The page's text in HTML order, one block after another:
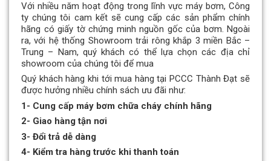
Với nhiều năm hoạt động trong lĩnh vực máy bơm, Công
ty chúng tôi cam kết sẽ cung cấp các sản phẩm chính
hãng có giấy tờ chứng minh nguồn gốc của bơm. Ngoài
ra, với hệ thống Showroom trải rông khắp 3 miền Bắc –
Trung – Nam, quý khách có thể lựa chọn các địa chỉ
showroom của chúng tôi để mua
Quý khách hàng khi tới mua hàng tại PCCC Thành Đạt sẽ
được hưởng nhiều chính sách ưu đãi như:
1- Cung cấp máy bơm chữa cháy chính hãng
2- Giao hàng tận nơi
3- Đổi trả dễ dàng
4- Kiểm tra hàng trước khi thanh toán